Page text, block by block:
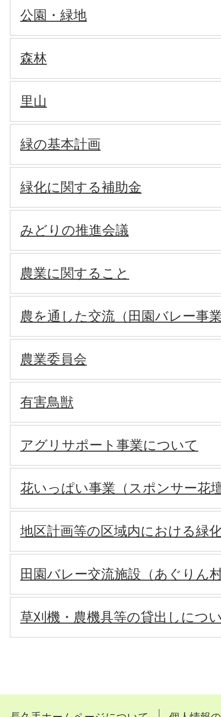
公園・緑地
森林
里山
緑の基本計画
緑化に関する補助金
みどりの推進会議
農業に関すること
農を通した交流（田園バレー事
農業委員会
有害鳥獣
アグリサポート事業について
花いっぱい事業（スポンサー花
地区計画等の区域内における緑
田園バレー交流施設（あぐりん
草刈機・農機具等の貸出しにつ